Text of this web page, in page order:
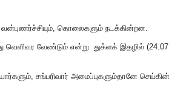
கொலைகளும் நடக்கின்றன.
வேண்டும் என்று துக்ளக் இதழில்
சங்பரிவார் அமைப்புகளும்தானே